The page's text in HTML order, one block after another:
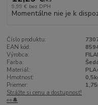
9,99 € bez DPH
Momentálne nie je k
Číslo produktu:
EAN kód:
Výrobca:
Farba:
Materiál:
Hmotnosť:
Priemer:
Strážte si cenu a dostupnosť!
👀🔔